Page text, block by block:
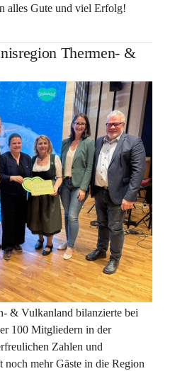
alles Gute und viel Erfolg!
Thermen- &
& Vulkanland bilanzierte bei
100 Mitgliedern in der
Zahlen und
mehr Gäste in die Region